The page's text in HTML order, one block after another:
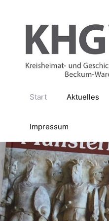
Start Aktuelles
Impressum